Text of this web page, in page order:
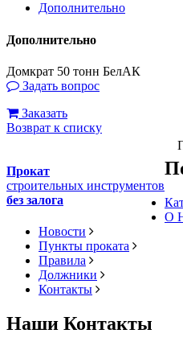
Дополнительно
Дополнительно
Домкрат 50 тонн БелАК
Задать вопрос
Заказать
Возврат к списку
Прокат
строительных инструментов
без залога
О
Новости
Пункты проката
Правила
Должники
Контакты
Наши Контакты